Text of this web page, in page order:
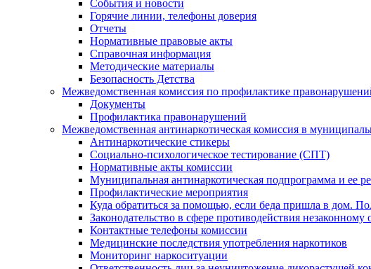
События и новости
Горячие линии, телефоны доверия
Отчеты
Нормативные правовые акты
Справочная информация
Методические материалы
Безопасность Детства
Межведомственная комиссия по профилактике
Документы
Профилактика правонарушений
Межведомственная антинаркотическая комиссия в
Антинаркотические стикеры
Социально-психологическое тестирование (СПТ)
Нормативные акты комиссии
Муниципальная антинаркотическая подпрограмма и ее
Профилактические мероприятия
Куда обратиться за помощью, если беда пришла в дом.
Законодательство в сфере противодействия незаконному
Контактные телефоны комиссии
Медицинские последствия употребления наркотиков
Мониторинг наркоситуации